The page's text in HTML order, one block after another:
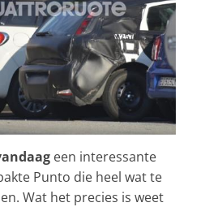
een interessante
Punto die heel wat te
Wat het precies is weet